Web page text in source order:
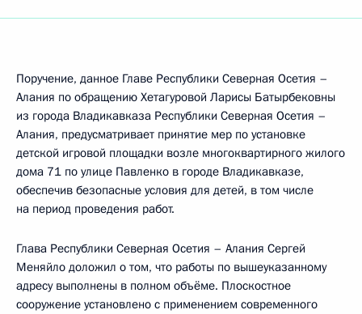
Поручение, данное Главе Республики Северная Осетия –
Алания по обращению Хетагуровой Ларисы Батырбековны
из города Владикавказа Республики Северная Осетия –
Алания, предусматривает принятие мер по установке
детской игровой площадки возле многоквартирного жилого
дома 71 по улице Павленко в городе Владикавказе,
обеспечив безопасные условия для детей, в том числе
на период проведения работ.
Глава Республики Северная Осетия – Алания Сергей
Меняйло доложил о том, что работы по вышеуказанному
адресу выполнены в полном объёме. Плоскостное
сооружение установлено с применением современного